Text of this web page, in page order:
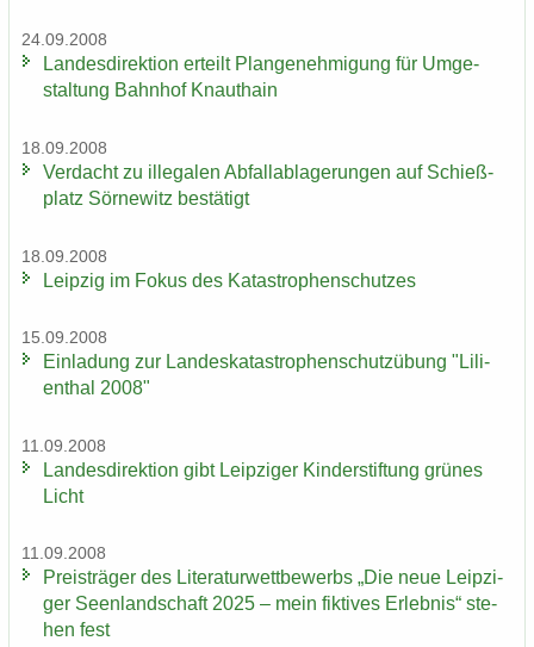
24.09.2008
Lan­des­di­rek­ti­on er­teilt Plan­ge­neh­mi­gung für Um­ge­
stal­tung Bahn­hof Knaut­hain
18.09.2008
Ver­dacht zu il­le­ga­len Ab­fall­ab­la­ge­run­gen auf Schieß­
platz Sör­ne­witz be­stä­tigt
18.09.2008
Leip­zig im Fokus des Ka­ta­stro­phen­schut­zes
15.09.2008
Ein­la­dung zur Lan­des­ka­ta­stro­phen­schutz­übung "Li­li­
en­thal 2008"
11.09.2008
Lan­des­di­rek­ti­on gibt Leip­zi­ger Kin­der­stif­tung grü­nes
Licht
11.09.2008
Preis­trä­ger des Li­te­ra­tur­wett­be­werbs „Die neue Leip­zi­
ger Se­en­land­schaft 2025 – mein fik­ti­ves Er­leb­nis“ ste­
hen fest